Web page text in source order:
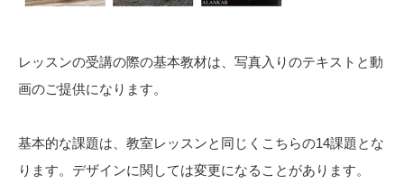
レッスンの受講の際の基本教材は、写真入りのテキストと動
画のご提供になります。
基本的な課題は、教室レッスンと同じくこちらの14課題とな
ります。デザインに関しては変更になることがあります。